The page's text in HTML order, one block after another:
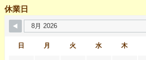
休業日
日 月 火 水 木